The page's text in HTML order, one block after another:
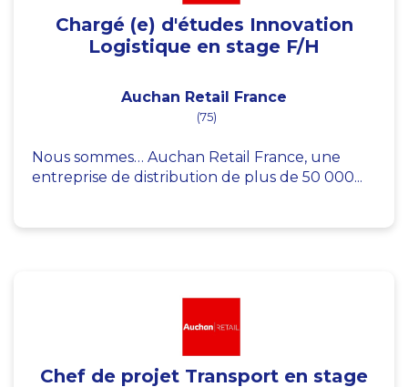
Chargé (e) d'études Innovation
Logistique en stage F/H
Auchan Retail France
(75)
Nous sommes… Auchan Retail France, une
entreprise de distribution de plus de 50 000...
Chef de projet Transport en stage